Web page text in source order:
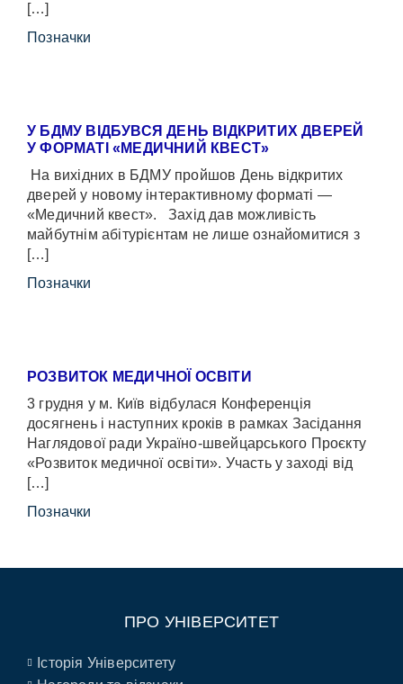
[…]
Позначки
У БДМУ ВІДБУВСЯ ДЕНЬ ВІДКРИТИХ ДВЕРЕЙ
У ФОРМАТІ «МЕДИЧНИЙ КВЕСТ»
На вихідних в БДМУ пройшов День відкритих
дверей у новому інтерактивному форматі —
«Медичний квест». Захід дав можливість
майбутнім абітурієнтам не лише ознайомитися з
[…]
Позначки
РОЗВИТОК МЕДИЧНОЇ ОСВІТИ
3 грудня у м. Київ відбулася Конференція
досягнень і наступних кроків в рамках Засідання
Наглядової ради Україно-швейцарського Проєкту
«Розвиток медичної освіти». Участь у заході від
[…]
Позначки
ПРО УНІВЕРСИТЕТ
Історія Університету